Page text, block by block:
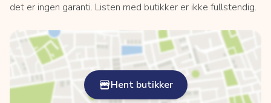
det er ingen garanti. Listen med butikker er ikke fullstendig.
Hent butikker